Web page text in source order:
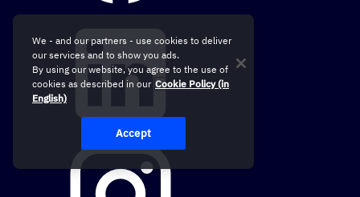
We - and our partners - use cookies to deliver
our services and to show you ads.
By using our website, you agree to the use of
cookies as described in our Cookie Policy (in
English)
Accept